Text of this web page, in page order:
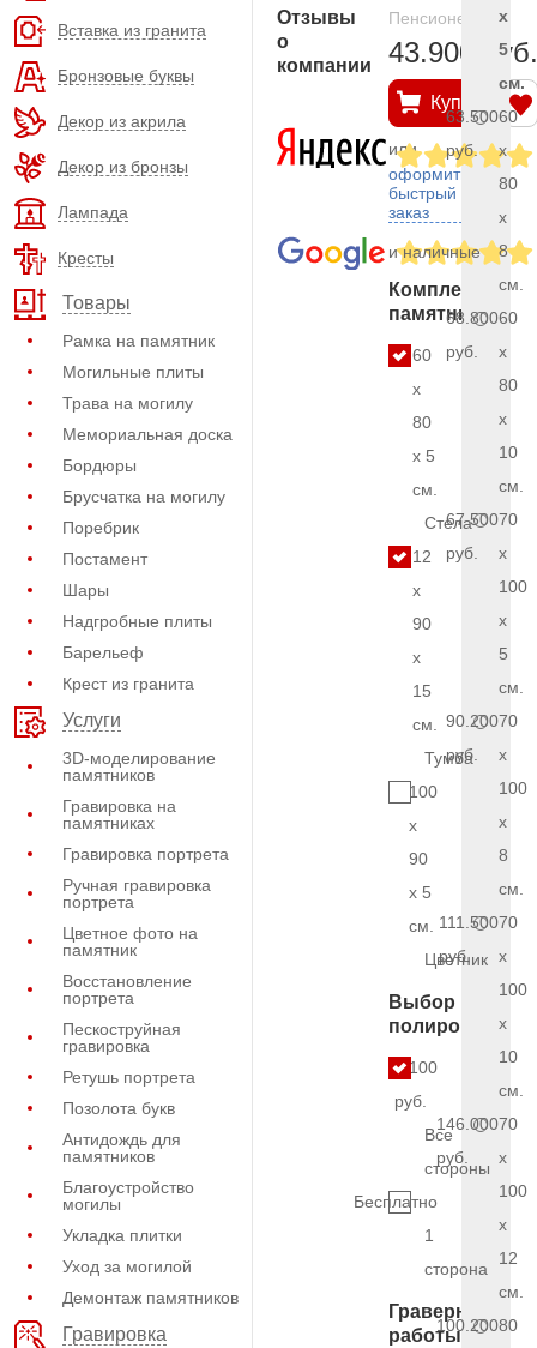
Вставка из гранита
Бронзовые буквы
Декор из акрила
Декор из бронзы
Лампада
Кресты
Товары
Рамка на памятник
Могильные плиты
Трава на могилу
Мемориальная доска
Бордюры
Брусчатка на могилу
Поребрик
Постамент
Шары
Надгробные плиты
Барельеф
Крест из гранита
Услуги
3D-моделирование
памятников
Гравировка на
памятниках
Гравировка портрета
Ручная гравировка
портрета
Цветное фото на
памятник
Восстановление
портрета
Пескоструйная
гравировка
Ретушь портрета
Позолота букв
Антидождь для
памятников
Благоустройство
могилы
Укладка плитки
Уход за могилой
Демонтаж памятников
Гравировка
Отзывы
о
компании
Пенсионерам
43.900 руб.
Купить
или
оформить
быстрый
заказ
и наличные
Комплект
памятника
60
x
80
x 5
см.
Стела
12
x
90
x
15
см.
Тумба
100
x
90
x 5
см.
Цветник
Выбор
полировки
7.100
руб.
Все
стороны
Бесплатно
1
сторона
Граверные
работы
x
5
см.
63.500
руб.
60
x
80
x
8
см.
68.800
руб.
60
x
80
x
10
см.
67.500
руб.
70
x
100
x
5
см.
90.200
руб.
70
x
100
x
8
см.
111.500
руб.
70
x
100
x
10
см.
146.000
руб.
70
x
100
x
12
см.
100.20080